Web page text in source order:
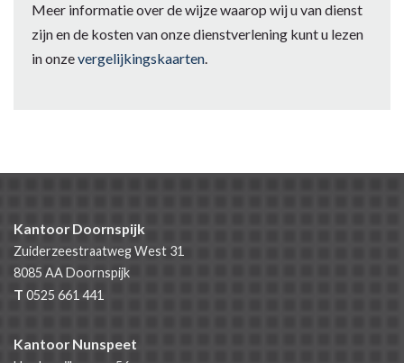
Meer informatie over de wijze waarop wij u van dienst
zijn en de kosten van onze dienstverlening kunt u lezen
in onzevergelijkingskaarten.
Kantoor Doornspijk
Zuiderzeestraatweg West 31
8085 AADoornspijk
T 0525 661 441
Kantoor Nunspeet